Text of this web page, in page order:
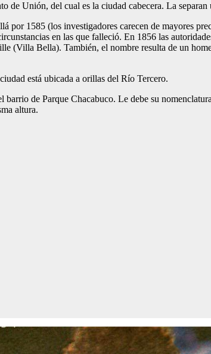
de Unión, del cual es la ciudad cabecera. La
por 1585 (los investigadores carecen de mayores
en las que falleció. En 1856 las
(Villa Bella). También, el nombre resulta de un
está ubicada a orillas del Río Tercero.
de Parque Chacabuco. Le debe su
altura.